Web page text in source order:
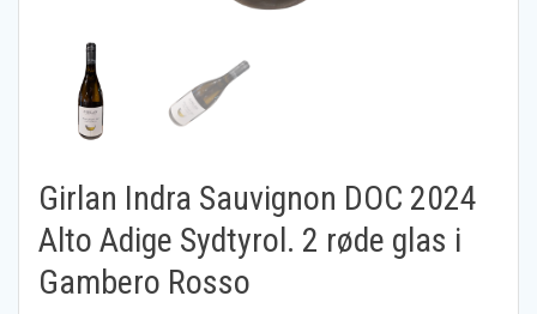
Girlan Indra Sauvignon DOC 2024
Alto Adige Sydtyrol. 2 røde glas i
Gambero Rosso